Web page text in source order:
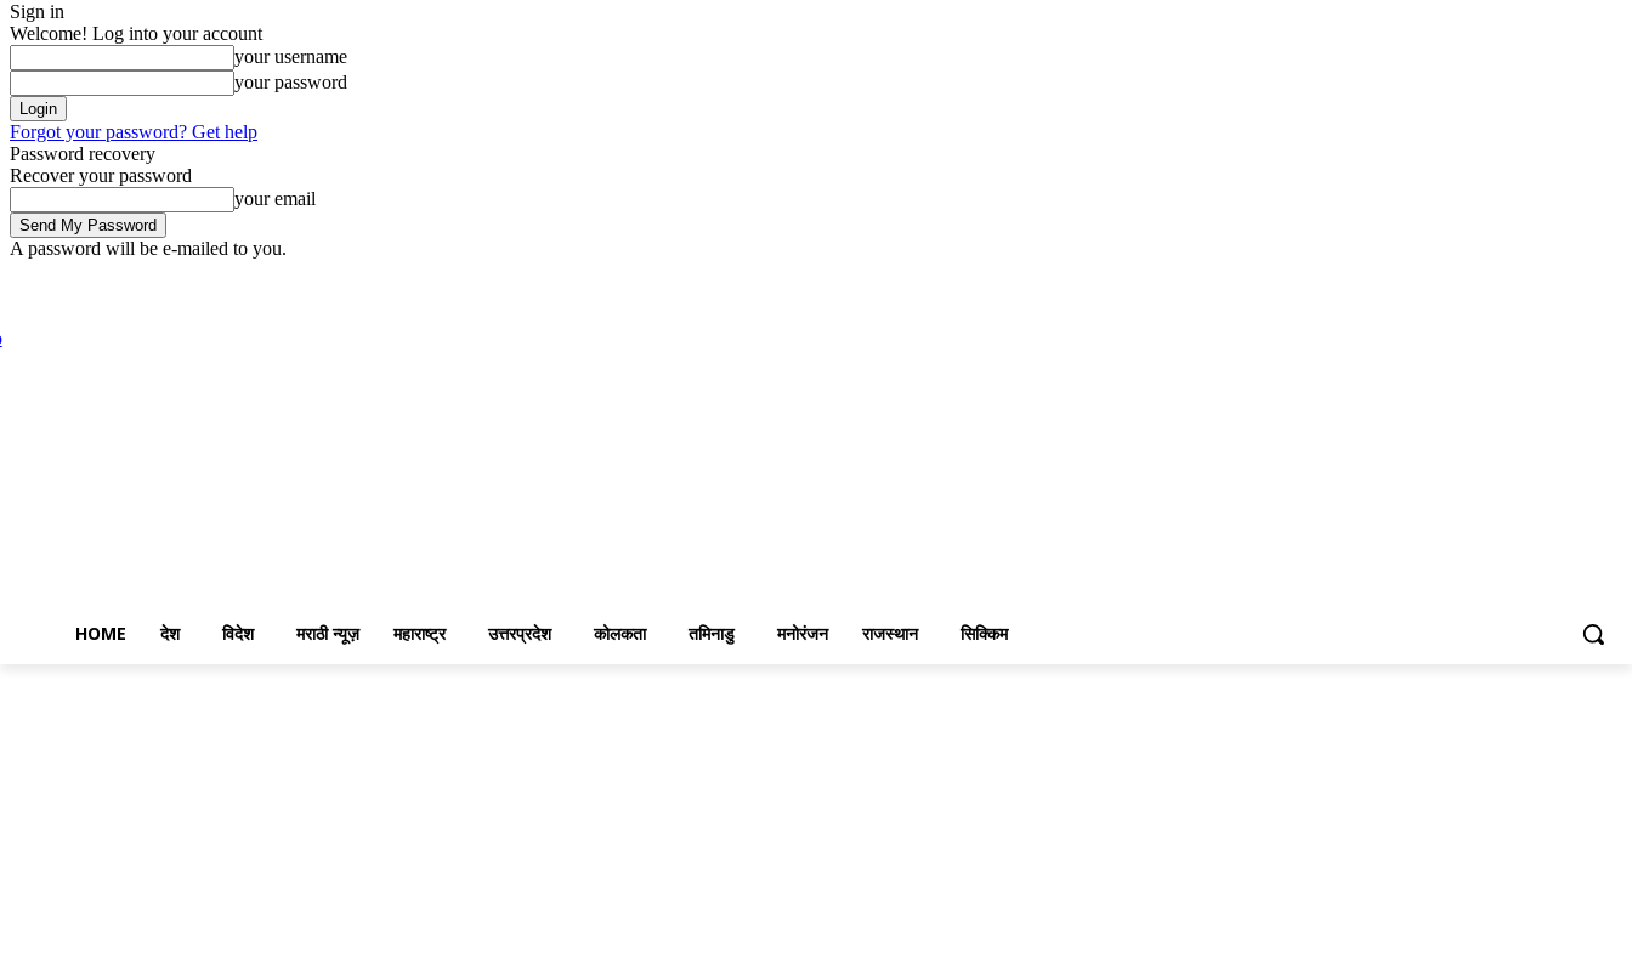
Sign in
Welcome! Log into your account
your username
your password
Forgot your password? Get help
Password recovery
Recover your password
your email
A password will be e-mailed to you.
HOME देश विदेश मराठी न्यूज़ महाराष्ट्र उत्तरप्रदेश कोलकता तमिनाडु मनोरंजन राजस्थान सिक्किम